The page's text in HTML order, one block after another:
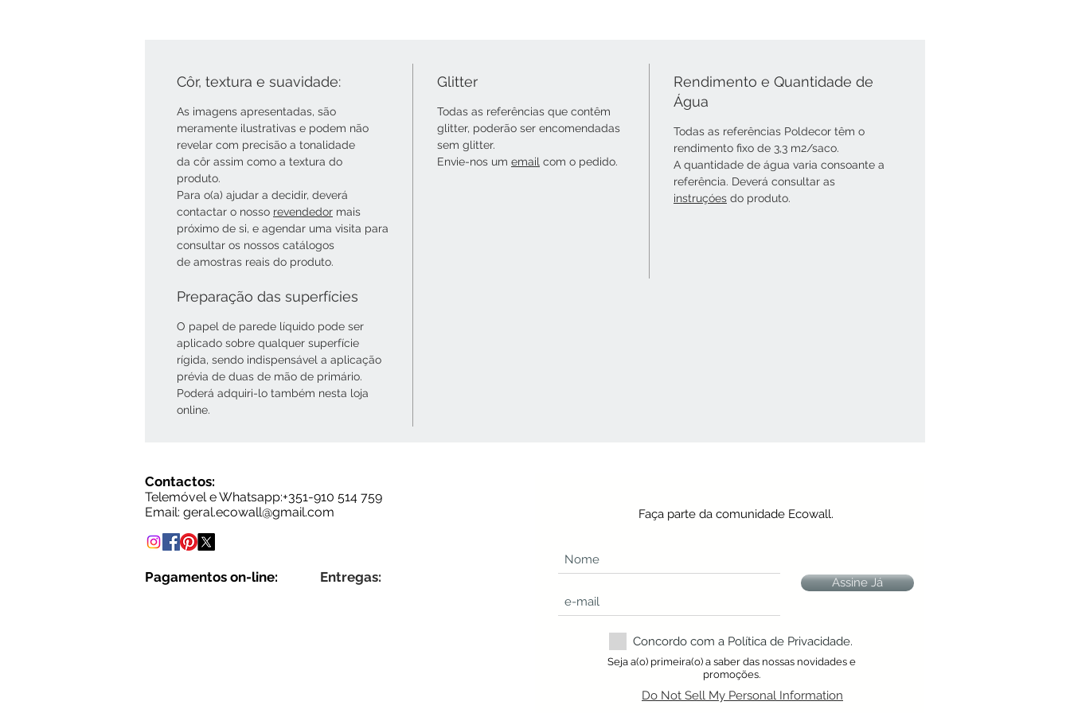
Côr, textura e suavidade:
As imagens apresentadas, são
meramente ilustrativas e podem não
revelar com precisão a tonalidade
da côr assim como a textura do
produto.
Para o(a) ajudar a decidir, deverá
contactar o nosso revendedor mais
próximo de si, e agendar uma visita para
consultar os nossos catálogos
de amostras reais do produto.
Glitter
Todas as referências que contêm
glitter, poderão ser encomendadas
sem glitter.
Envie-nos um email com o pedido.
Rendimento e Quantidade de
Água
Todas as referências Poldecor têm o
rendimento fixo de 3,3 m2/saco.
A quantidade de água varia consoante a
referência. Deverá consultar as
instruçóes do produto.
Preparação das superfícies
O papel de parede líquido pode ser
aplicado sobre qualquer superfície
rígida, sendo indispensável a aplicação
prévia de duas de mão de primário.
Poderá adquiri-lo também nesta loja
online.
Contactos:
Telemóvel e Whatsapp:+351-910 514 759
Email: geral.ecowall@gmail.com
Pagamentos on-line: Entregas:
Faça parte da comunidade Ecowall.
Assine Já
Concordo com a Política de Privacidade.
Seja a(o) primeira(o) a saber das nossas novidades e
promoções.
Do Not Sell My Personal Information